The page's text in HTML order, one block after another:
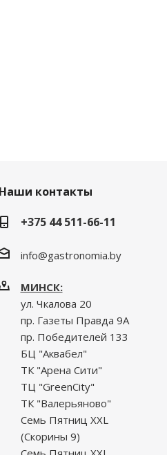
Наши контакты
+375 44 511-66-11
info@gastronomia.by
МИНСК:
ул. Чкалова 20
пр. Газеты Правда 9А
пр. Победителей 133
БЦ "Аквабел"
ТК "Арена Сити"
ТЦ "GreenCity"
ТК "Валерьяново"
Семь Пятниц XXL
(Скорины 9)